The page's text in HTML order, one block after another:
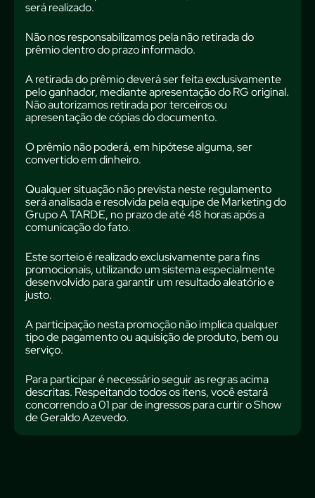
será realizado.
Não nos responsabilizamos pela não retirada do
prêmio dentro do prazo informado.
A retirada do prêmio deverá ser feita exclusivamente
pelo ganhador, mediante apresentação do RG original.
Não autorizamos retirada por terceiros ou
apresentação de cópias do documento.
O prêmio não poderá, em hipótese alguma, ser
convertido em dinheiro.
Qualquer situação não prevista neste regulamento
será analisada e resolvida pela equipe de Marketing do
Grupo A TARDE, no prazo de até 48 horas após a
comunicação do fato.
Este sorteio é realizado exclusivamente para fins
promocionais, utilizando um sistema especialmente
desenvolvido para garantir um resultado aleatório e
justo.
A participação nesta promoção não implica qualquer
tipo de pagamento ou aquisição de produto, bem ou
serviço.
Para participar é necessário seguir as regras acima
descritas. Respeitando todos os itens, você estará
concorrendo a 01 par de ingressos para curtir o Show
de Geraldo Azevedo.